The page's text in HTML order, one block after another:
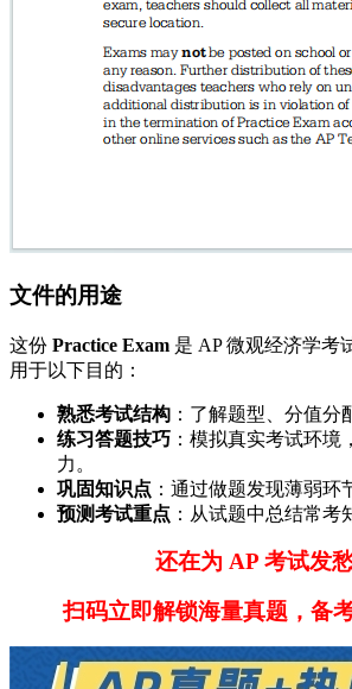
文件的用途
这份 Practice Exam 是 AP 微观经济学考
用于以下目的：
熟悉考试结构 ：了解题型、分值分
练习答题技巧 ：模拟真实考试环境
力。
巩固知识点 ：通过做题发现薄弱环
预测考试重点 ：从试题中总结常考
还在为 AP 考试发
扫码立即解锁海量真题，备